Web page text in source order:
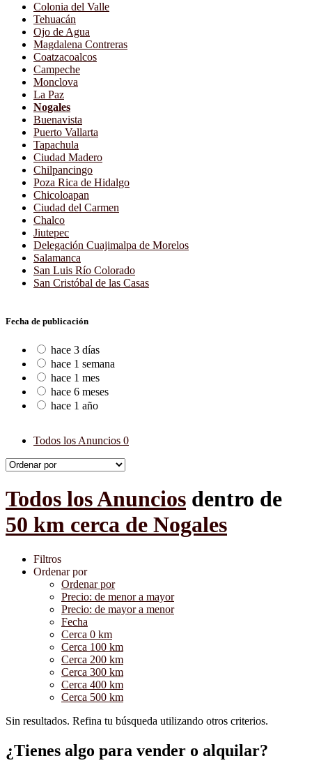
Colonia del Valle
Tehuacán
Ojo de Agua
Magdalena Contreras
Coatzacoalcos
Campeche
Monclova
La Paz
Nogales
Buenavista
Puerto Vallarta
Tapachula
Ciudad Madero
Chilpancingo
Poza Rica de Hidalgo
Chicoloapan
Ciudad del Carmen
Chalco
Jiutepec
Delegación Cuajimalpa de Morelos
Salamanca
San Luis Río Colorado
San Cristóbal de las Casas
Fecha de publicación
hace 3 días
hace 1 semana
hace 1 mes
hace 6 meses
hace 1 año
Todos los Anuncios 0
Todos los Anuncios dentro de
50 km cerca de Nogales
Filtros
Ordenar por
Ordenar por
Precio: de menor a mayor
Precio: de mayor a menor
Fecha
Cerca 0 km
Cerca 100 km
Cerca 200 km
Cerca 300 km
Cerca 400 km
Cerca 500 km
Sin resultados. Refina tu búsqueda utilizando otros criterios.
¿Tienes algo para vender o alquilar?